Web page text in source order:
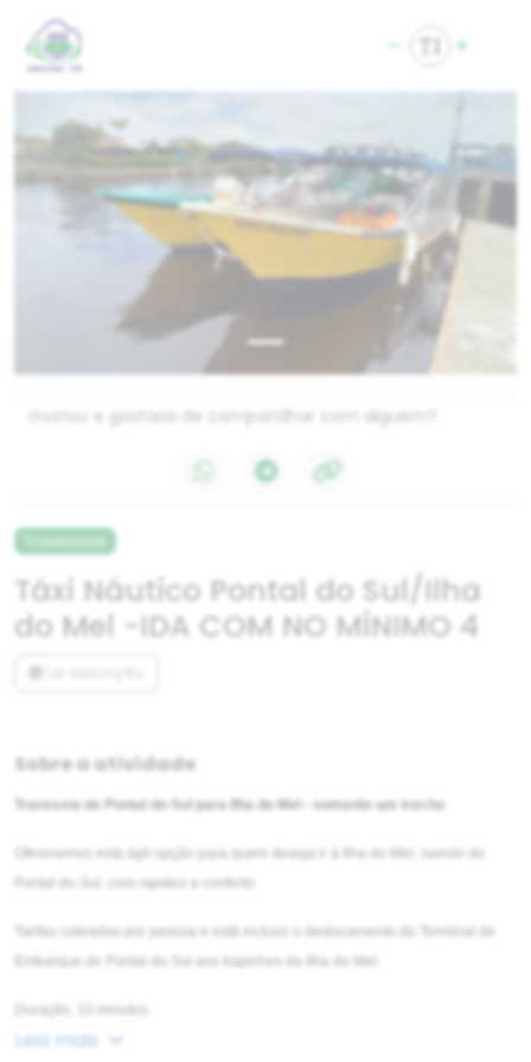
Gostou e gostaria de compartilhar com alguém?
Travessias
Táxi Náutico Pontal do Sul/Ilha
do Mel -IDA COM NO MÍNIMO 4
Sobre a atividade
Travessia de Pontal do Sul para Ilha do Mel - somente um trecho
Oferecemos esta ágil opção para quem deseja ir à Ilha do Mel, saindo de
Pontal do Sul, com rapidez e conforto.
Tarifas cobradas por pessoa e está incluso o deslocamento do Terminal de
Embarque de Pontal do Sul aos trapiches da Ilha do Mel.
Duração: 10 minutos
Leia mais